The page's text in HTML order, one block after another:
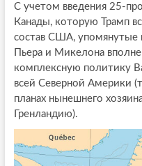
С учетом введения 25-
Канады, которую Трамп
состав США,
Пьера и Микелона
комплексную политику
всей Северной Америки
планах нынешнего
Гренландию).